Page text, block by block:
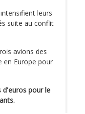
leurs
suite au conflit
avions des
en Europe pour
d'euros pour le